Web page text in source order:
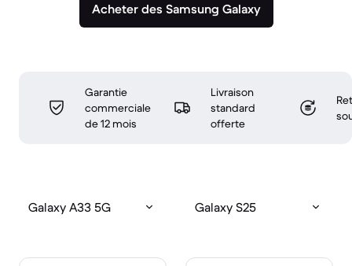
Acheter des Samsung Galaxy
Garantie
commerciale
de 12 mois
Livraison
standard
offerte
Galaxy A33 5G Galaxy S25